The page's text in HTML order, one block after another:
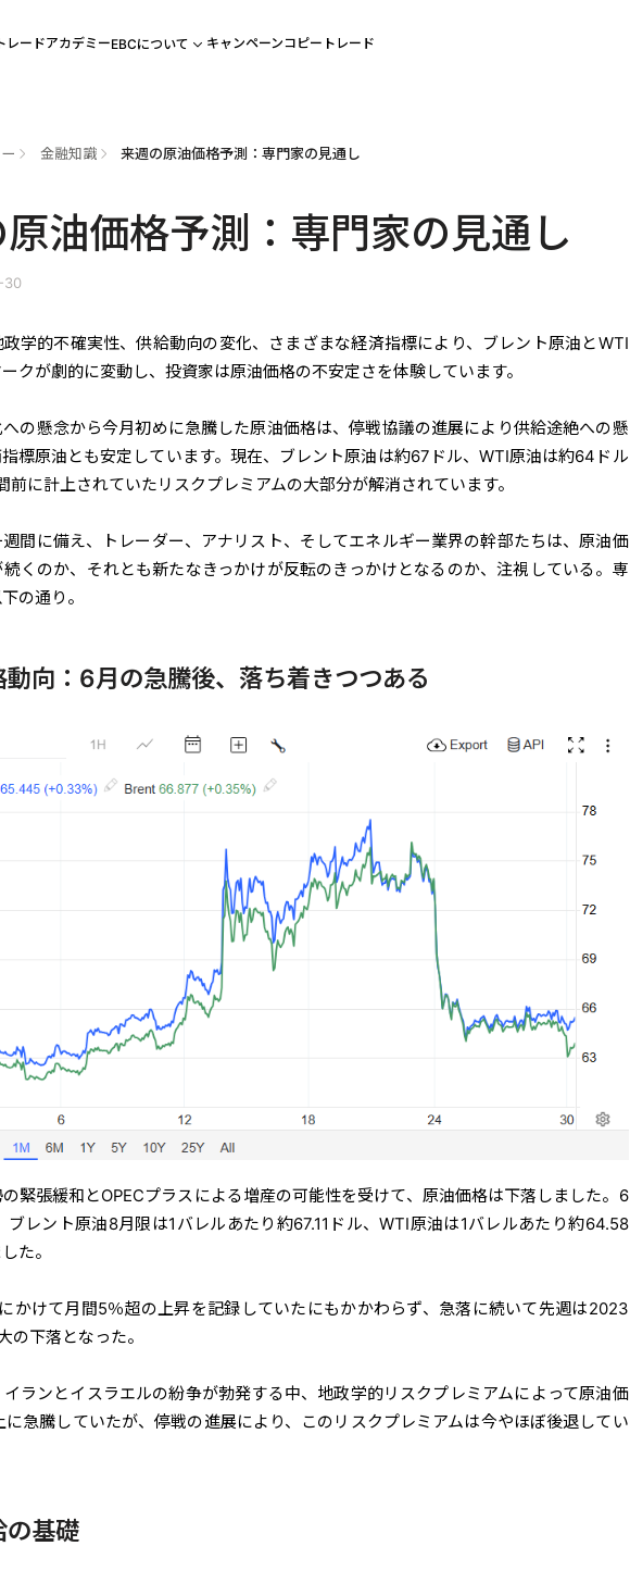
レードアカデミーEBCについて キャンペーンコピートレード
金融知識 来週の原油価格予測：専門家の見通し
油価格予測：専門家の見通し
30
学的不確実性、供給動向の変化、さまざまな経済指標により、ブレント原油とWTI
クが劇的に変動し、投資家は原油価格の不安定さを体験しています。
の懸念から今月初めに急騰した原油価格は、停戦協議の進展により供給途絶への懸
標原油とも安定しています。現在、ブレント原油は約67ドル、WTI原油は約64ドル
前に計上されていたリスクプレミアムの大部分が解消されています。
間に備え、トレーダー、アナリスト、そしてエネルギー業界の幹部たちは、原油価
くのか、それとも新たなきっかけが反転のきっかけとなるのか、注視している。専
の通り。
向：6月の急騰後、落ち着きつつある
緊張緩和とOPECプラスによる増産の可能性を受けて、原油価格は下落しました。6
ブレント原油8月限は1バレルあたり約67.11ドル、WTI原油は1バレルあたり約64.58
た。
かけて月間5％超の上昇を記録していたにもかかわらず、急落に続いて先週は2023
の下落となった。
ランとイスラエルの紛争が勃発する中、地政学的リスクプレミアムによって原油価
急騰していたが、停戦の進展により、このリスクプレミアムは今やほぼ後退してい
の基礎